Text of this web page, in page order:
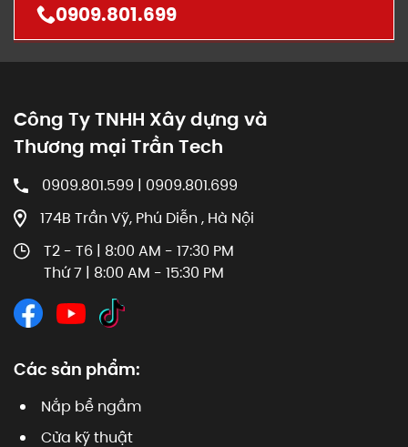
0909.801.699
Công Ty TNHH Xây dựng và
Thương mại Trần Tech
0909.801.599 | 0909.801.699
174B Trần Vỹ, Phú Diễn , Hà Nội
T2 - T6 | 8:00 AM - 17:30 PM
Thứ 7 | 8:00 AM - 15:30 PM
Các sản phẩm:
Nắp bể ngầm
Cửa kỹ thuật